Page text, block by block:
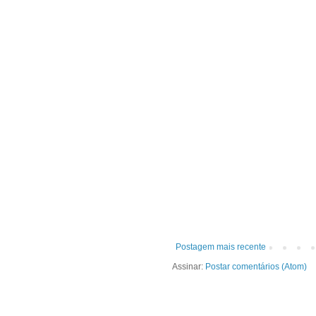
Postagem mais recente
Assinar: Postar comentários (Atom)